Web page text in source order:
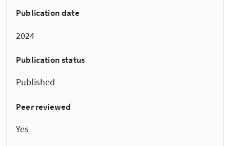
Publication date
2024
Publication status
Published
Peer reviewed
Yes